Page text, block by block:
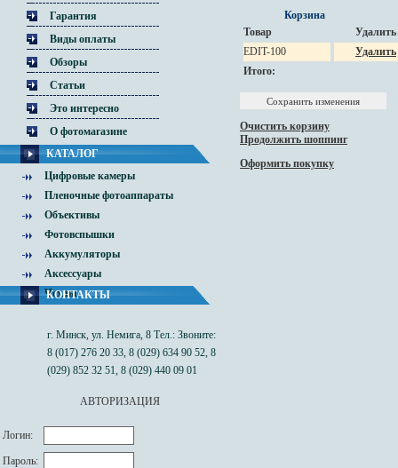
Гарантия
Виды оплаты
Обзоры
Статьи
Это интересно
О фотомагазине
КАТАЛОГ
Цифровые камеры
Пленочные фотоаппараты
Объективы
Фотовспышки
Аккумуляторы
Аксессуары
Чехлы
КОНТАКТЫ
г. Минск, ул. Немига, 8 Тел.: Звоните:
8 (017) 276 20 33, 8 (029) 634 90 52, 8
(029) 852 32 51, 8 (029) 440 09 01
АВТОРИЗАЦИЯ
Логин:
Пароль:
Корзина
Товар
Удалить
EDIT-100
Удалить
Итого:
Очистить корзину
Продолжить шоппинг
Оформить покупку